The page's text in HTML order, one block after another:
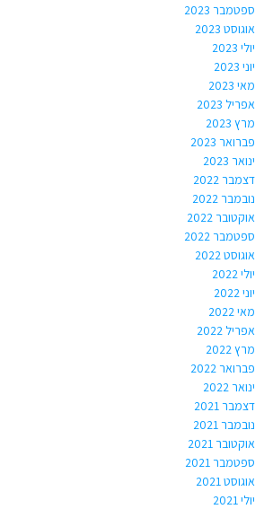
ספטמבר 2023
אוגוסט 2023
יולי 2023
יוני 2023
מאי 2023
אפריל 2023
מרץ 2023
פברואר 2023
ינואר 2023
דצמבר 2022
נובמבר 2022
אוקטובר 2022
ספטמבר 2022
אוגוסט 2022
יולי 2022
יוני 2022
מאי 2022
אפריל 2022
מרץ 2022
פברואר 2022
ינואר 2022
דצמבר 2021
נובמבר 2021
אוקטובר 2021
ספטמבר 2021
אוגוסט 2021
יולי 2021